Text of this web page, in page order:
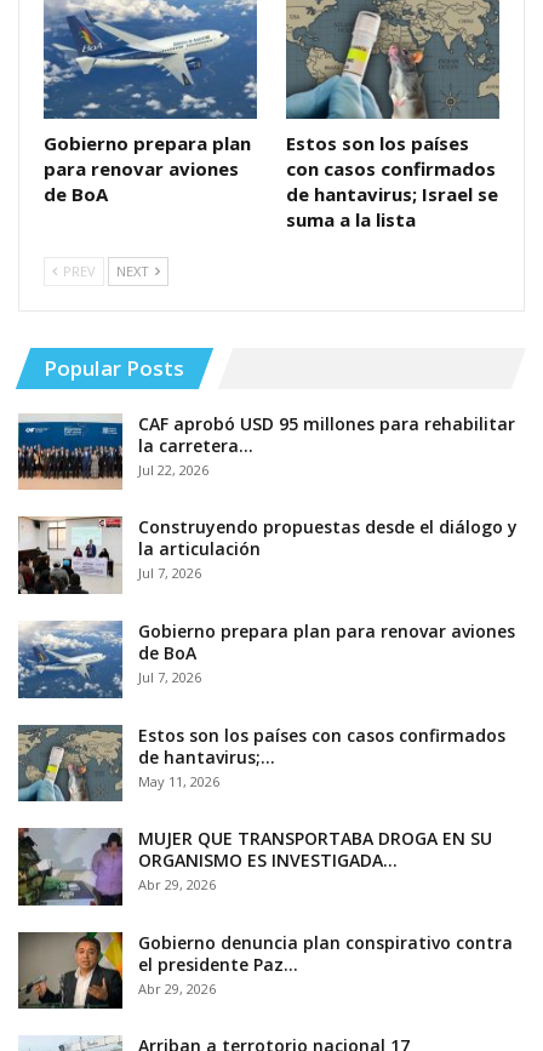
Gobierno prepara plan
para renovar aviones
de BoA
Estos son los países
con casos confirmados
de hantavirus; Israel se
suma a la lista
PREV NEXT
Popular Posts
CAF aprobó USD 95 millones para rehabilitar
la carretera…
Jul 22, 2026
Construyendo propuestas desde el diálogo y
la articulación
Jul 7, 2026
Gobierno prepara plan para renovar aviones
de BoA
Jul 7, 2026
Estos son los países con casos confirmados
de hantavirus;…
May 11, 2026
MUJER QUE TRANSPORTABA DROGA EN SU
ORGANISMO ES INVESTIGADA…
Abr 29, 2026
Gobierno denuncia plan conspirativo contra
el presidente Paz…
Abr 29, 2026
Arriban a terrotorio nacional 17